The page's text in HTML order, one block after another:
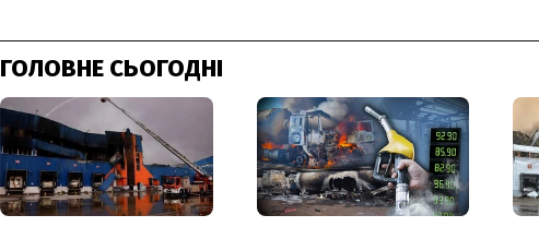
ГОЛОВНЕ СЬОГОДНІ